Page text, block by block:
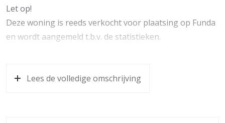
Let op!
Deze woning is reeds verkocht voor plaatsing op Funda
en wordt aangemeld t.b.v. de statistieken.
Lees de volledige omschrijving